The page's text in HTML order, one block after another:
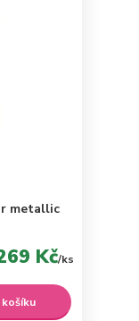
metallic
Kč/ks